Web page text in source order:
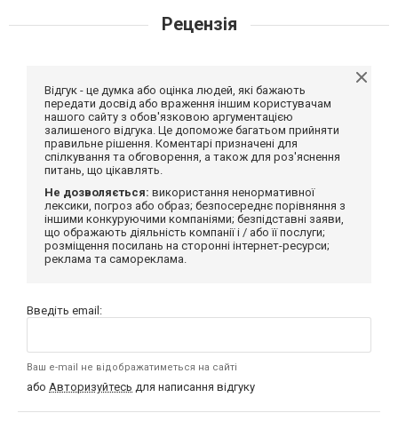
Рецензія
Відгук - це думка або оцінка людей, які бажають
передати досвід або враження іншим користувачам
нашого сайту з обов'язковою аргументацією
залишеного відгука. Це допоможе багатьом прийняти
правильне рішення. Коментарі призначені для
спілкування та обговорення, а також для роз'яснення
питань, що цікавлять.
Не дозволяється: використання ненормативної
лексики, погроз або образ; безпосереднє порівняння з
іншими конкуруючими компаніями; безпідставні заяви,
що ображають діяльність компанії і / або її послуги;
розміщення посилань на сторонні інтернет-ресурси;
реклама та самореклама.
Введіть email:
Ваш e-mail не відображатиметься на сайті
або Авторизуйтесь для написання відгуку